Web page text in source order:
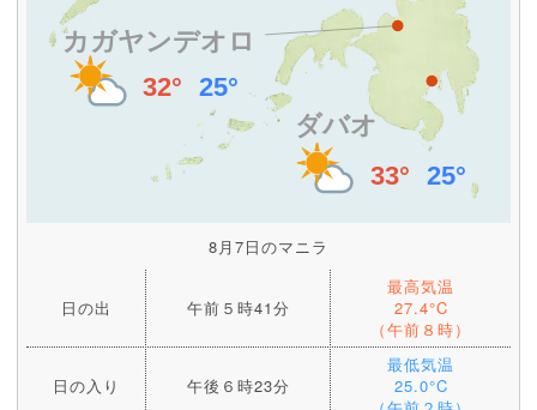
8月7日のマニラ
日の出 午前５時41分
最高気温
27.4°C
（午前８時）
日の入り 午後６時23分
最低気温
25.0°C